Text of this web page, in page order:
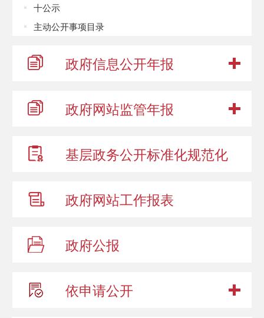
十公示
主动公开事项目录
政府信息公开年报
政府网站监管年报
基层政务公开标准化规范化
政府网站工作报表
政府公报
依申请公开